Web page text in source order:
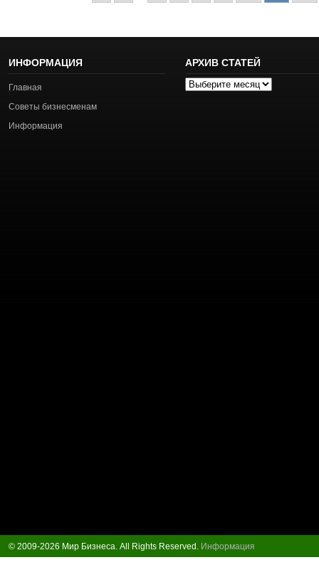
ИНФОРМАЦИЯ
Главная
Советы бизнесменам
Информация
АРХИВ СТАТЕЙ
Архив
© 2009-2026 Мир Бизнеса. All Rights Reserved. Информация